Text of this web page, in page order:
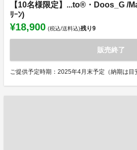
【10名様限定】...to®・Doos_G /
ﾘｰﾝ)
¥18,900 (税込/送料込)残り9
販売終了
ご提供予定時期：2025年4月末予定（納期は目